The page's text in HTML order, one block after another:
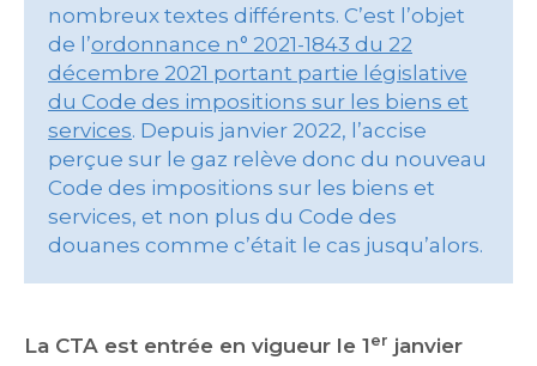
nombreux textes différents. C’est l’objet
de l’ordonnance n° 2021-1843 du 22
décembre 2021 portant partie législative
du Code des impositions sur les biens et
services. Depuis janvier 2022, l’accise
perçue sur le gaz relève donc du nouveau
Code des impositions sur les biens et
services, et non plus du Code des
douanes comme c’était le cas jusqu’alors.
La CTA est entrée en vigueur le 1er janvier